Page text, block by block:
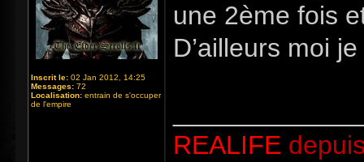
Inscrit le: 02 Jan 2012, 14:25
Messages: 72
Localisation: entrain de s'occuper
de l'empire
une 2ème fois
D’ailleurs moi
REALIFE